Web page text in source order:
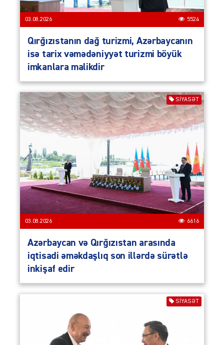
03.08.2026 5524
Qırğızıstanın dağ turizmi, Azərbaycanın
isə tarix vəmədəniyyət turizmi böyük
imkanlara malikdir
SIYASƏT
03.08.2026 6616
Azərbaycan və Qırğızıstan arasında
iqtisadi əməkdaşlıq son illərdə sürətlə
inkişaf edir
SIYASƏT